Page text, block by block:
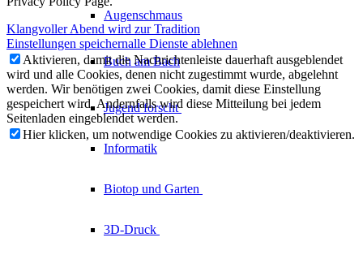
Augenschmaus
Buch am Bach
Jugend forscht
Informatik
Biotop und Garten
3D-Druck
Klangvoller Abend wird zur Tradition
Einstellungen speichernalle Dienste ablehnen
Aktivieren, damit die Nachrichtenleiste dauerhaft ausgeblendet
wird und alle Cookies, denen nicht zugestimmt wurde, abgelehnt
werden. Wir benötigen zwei Cookies, damit diese Einstellung
gespeichert wird. Andernfalls wird diese Mitteilung bei jedem
Seitenladen eingeblendet werden.
Hier klicken, um notwendige Cookies zu aktivieren/deaktivieren.